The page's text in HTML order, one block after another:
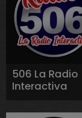
506 La Radio
Interactiva